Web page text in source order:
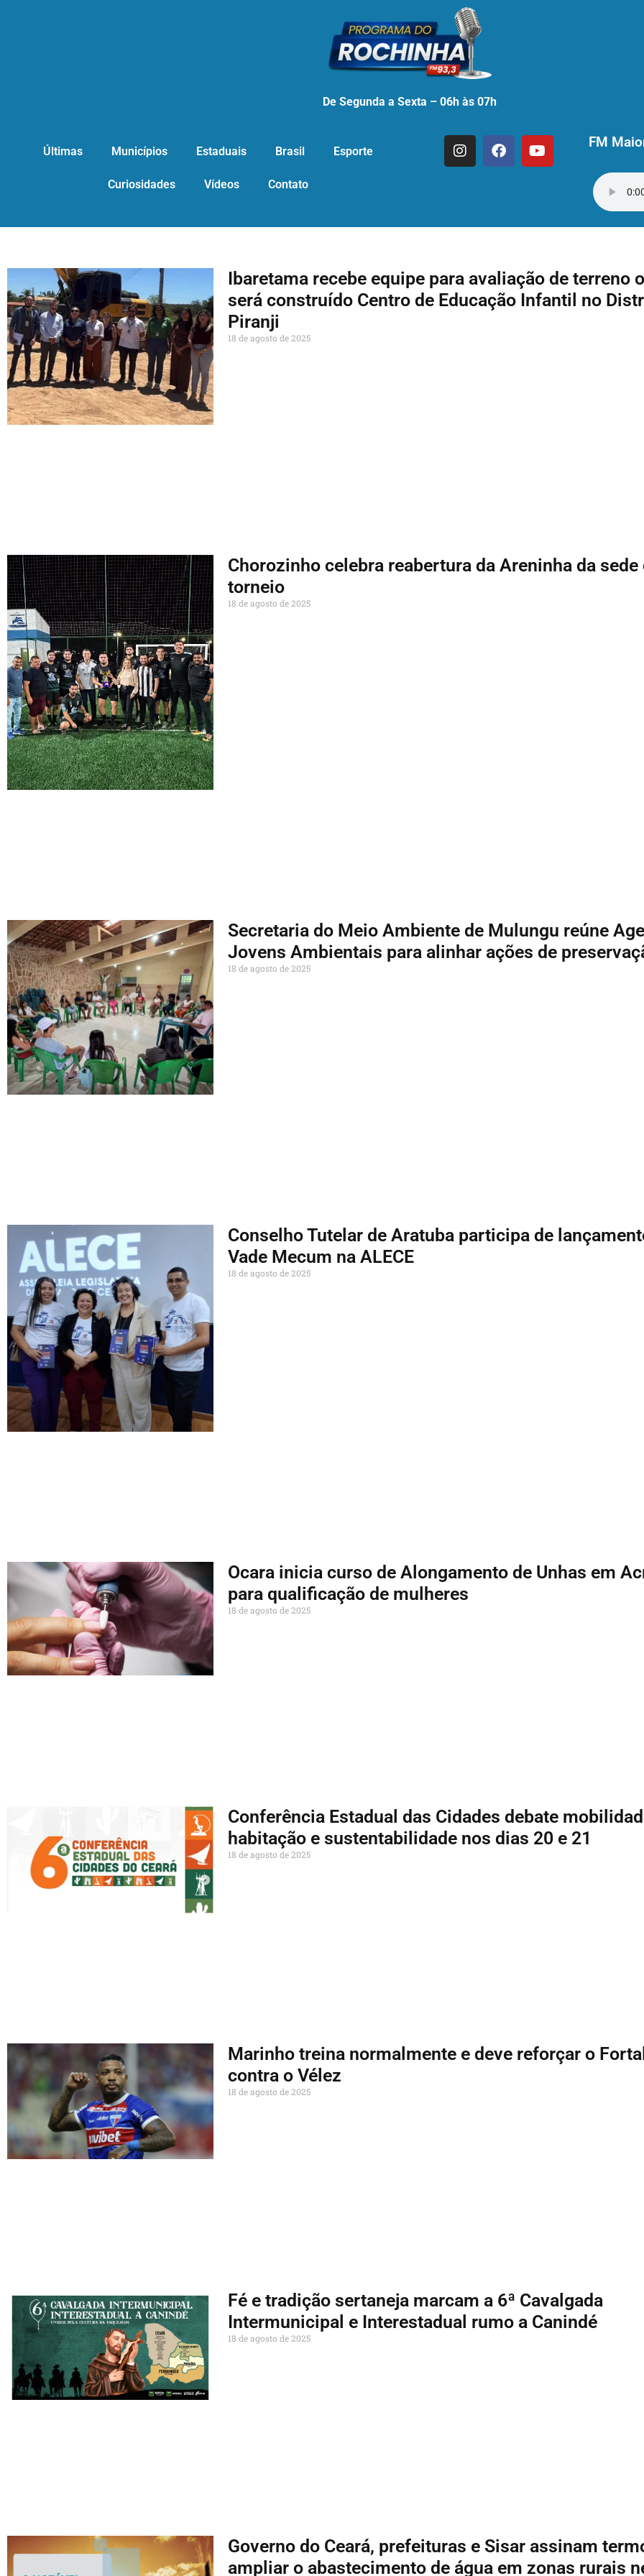
De Segunda a Sexta – 06h às 07h
Últimas Municípios Estaduais Brasil Esporte
Curiosidades Vídeos Contato
FM
Ibaretama recebe equipe para avaliação de terreno
será construído Centro de Educação Infantil no
Piranji
18 de agosto de 2025
Chorozinho celebra reabertura da Areninha da sede
torneio
18 de agosto de 2025
Secretaria do Meio Ambiente de Mulungu reúne
Jovens Ambientais para alinhar ações de
18 de agosto de 2025
Conselho Tutelar de Aratuba participa de
Vade Mecum na ALECE
18 de agosto de 2025
Ocara inicia curso de Alongamento de Unhas em
para qualificação de mulheres
18 de agosto de 2025
Conferência Estadual das Cidades debate
habitação e sustentabilidade nos dias 20 e 21
18 de agosto de 2025
Marinho treina normalmente e deve reforçar o
contra o Vélez
18 de agosto de 2025
Fé e tradição sertaneja marcam a 6ª Cavalgada
Intermunicipal e Interestadual rumo a Canindé
18 de agosto de 2025
Governo do Ceará, prefeituras e Sisar assinam
ampliar o abastecimento de água em zonas rurais